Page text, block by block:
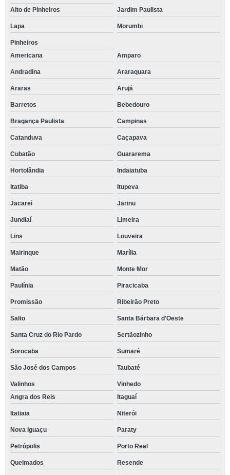
Alto de Pinheiros
Jardim Paulista
Lapa Morumbi
Pinheiros
Americana
Amparo
Andradina Araraquara
Araras Arujá
Barretos Bebedouro
Bragança Paulista Campinas
Catanduva Caçapava
Cubatão Guararema
Hortolândia Indaiatuba
Itatiba Itupeva
Jacareí Jarinu
Jundiaí Limeira
Lins Louveira
Mairinque Marília
Matão Monte Mor
Paulínia Piracicaba
Promissão Ribeirão Preto
Salto Santa Bárbara d'Oeste
Santa Cruz do Rio Pardo Sertãozinho
Sorocaba Sumaré
São José dos Campos Taubaté
Valinhos
Vinhedo
Angra dos Reis
Itaguaí
Itatiaia Niterói
Nova Iguaçu Paraty
Petrópolis Porto Real
Queimados Resende